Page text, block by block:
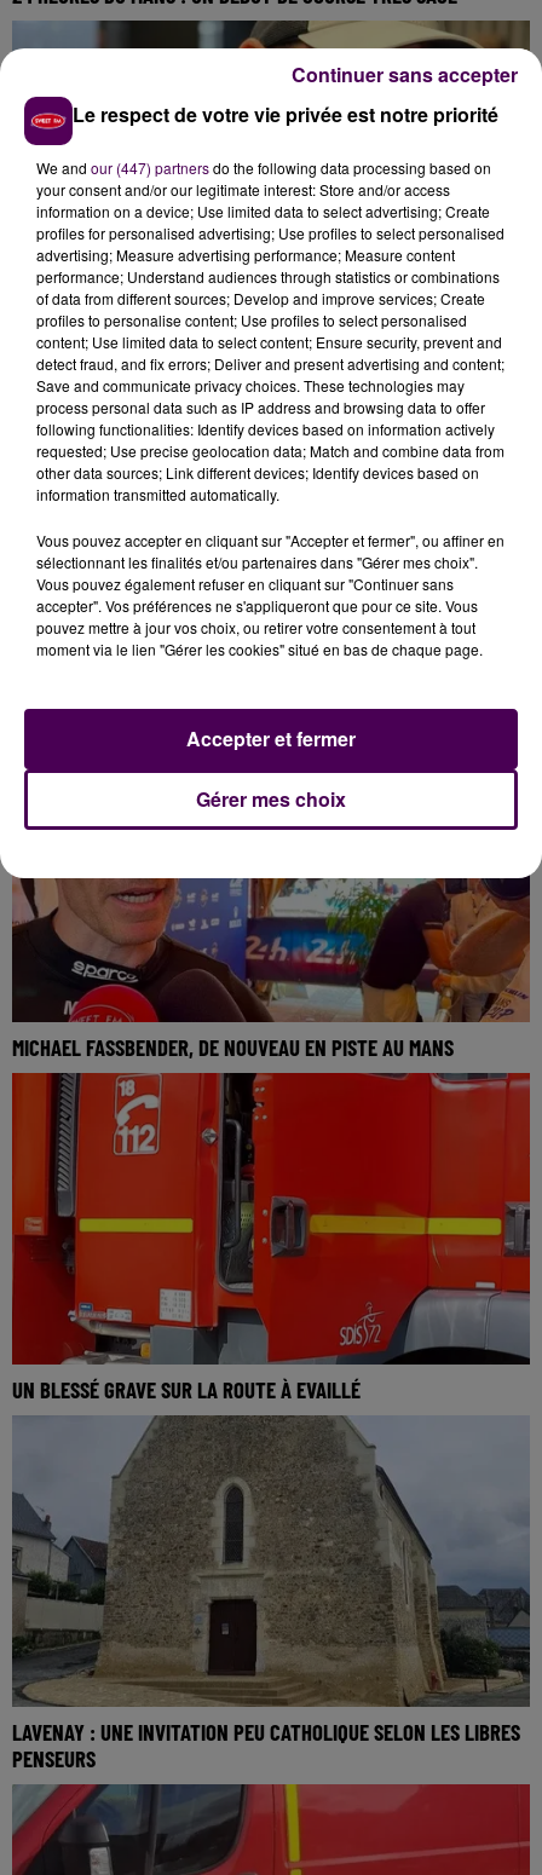
24 HEURES DU MANS : LA BMW #15 S'ÉLANCERA EN TÊTE
DÉCLASSÉE
MICHAEL FASSBENDER, DE NOUVEAU EN PISTE AU MANS
UN BLESSÉ GRAVE SUR LA ROUTE À EVAILLÉ
LAVENAY : UNE INVITATION PEU CATHOLIQUE SELON LES LIBRES
PENSEURS
Le respect de votre vie privée est notre priorité
We and our (447) partnersdo the following data processing based on
your consent and/or our legitimate interest: Store and/or access
information on a device; Use limited data to select advertising; Create
profiles for personalised advertising; Use profiles to select personalised
advertising; Measure advertising performance; Measure content
performance; Understand audiences through statistics or combinations
of data from different sources; Develop and improve services; Create
profiles to personalise content; Use profiles to select personalised
content; Use limited data to select content; Ensure security, prevent and
detect fraud, and fix errors; Deliver and present advertising and content;
Save and communicate privacy choices. These technologies may
process personal data such as IP address and browsing data to offer
following functionalities: Identify devices based on information actively
requested; Use precise geolocation data; Match and combine data from
other data sources; Link different devices; Identify devices based on
information transmitted automatically.
Vous pouvez accepter en cliquant sur "Accepter et fermer", ou affiner en
sélectionnant les finalités et/ou partenaires dans "Gérer mes choix".
Vous pouvez également refuser en cliquant sur "Continuer sans
accepter". Vos préférences ne s'appliqueront que pour ce site. Vous
pouvez mettre à jour vos choix, ou retirer votre consentement à tout
moment via le lien "Gérer les cookies" situé en bas de chaque page.
Gérer mes choix
Accepter et fermer
Continuer sans accepter